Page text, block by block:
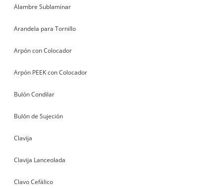
Alambre Sublaminar
Arandela para Tornillo
Arpón con Colocador
Arpón PEEK con Colocador
Bulón Condilar
Bulón de Sujeción
Clavija
Clavija Lanceolada
Clavo Cefálico